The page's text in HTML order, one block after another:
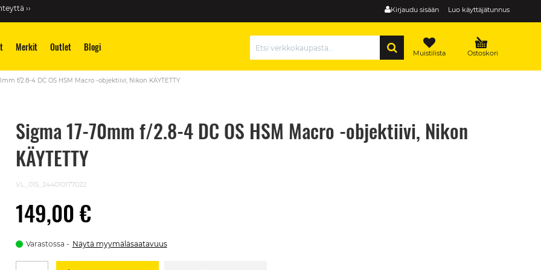
Kirjaudu sisään Luo käyttäjätunnus
››
Merkit Outlet Blogi Ostoskori
Muistilista
f/2.8-4 DC OS HSM Macro -objektiivi, Nikon KÄYTETTY
Sigma 17-70mm f/2.8-4 DC OS HSM Macro -objektiivi, Nikon
KÄYTETTY
VL_015_244010177022
149,00 €
Varastossa Näytä myymäläsaatavuus